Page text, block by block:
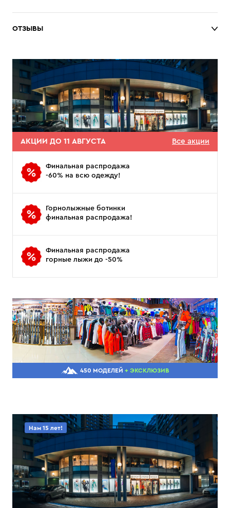
ОТЗЫВЫ
АКЦИИ ДО 11 АВГУСТА Все акции
Финальная распродажа
-60% на всю одежду!
Горнолыжные ботинки
финальная распродажа!
Финальная распродажа
горные лыжи до -50%
450 МОДЕЛЕЙ + ЭКСКЛЮЗИВ
Нам 15 лет!